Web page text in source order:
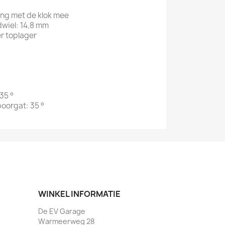
met de klok mee
14,8 mm
toplager
°
35 °
WINKEL INFORMATIE
De EV Garage
Warmeerweg 28